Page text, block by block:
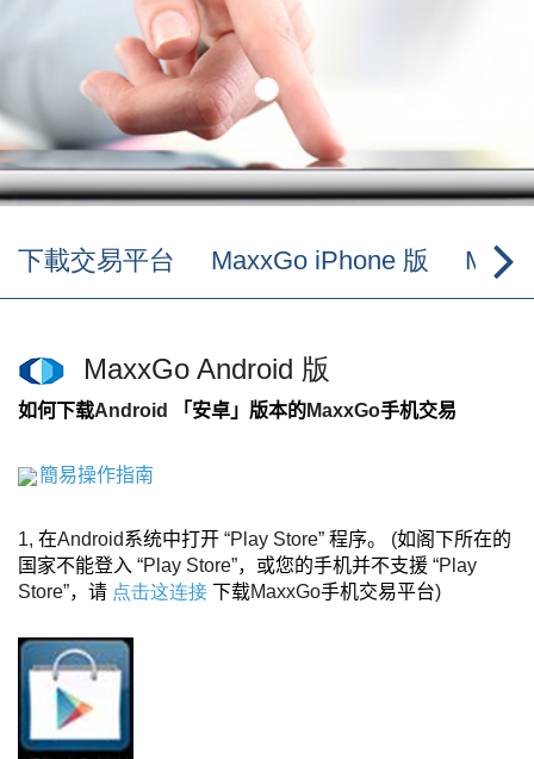
下載交易平台 MaxxGo iPhone 版
MaxxGo Android 版
如何下载Android 「安卓」版本的MaxxGo手机交易
簡易操作指南
1, 在Android系统中打开 “Play Store” 程序。 (如阁下所在的
国家不能登入 “Play Store”，或您的手机并不支援 “Play
Store”，请 点击这连接 下载MaxxGo手机交易平台)